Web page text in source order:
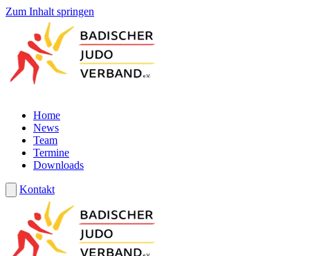
Zum Inhalt springen
Home
News
Team
Termine
Downloads
Kontakt